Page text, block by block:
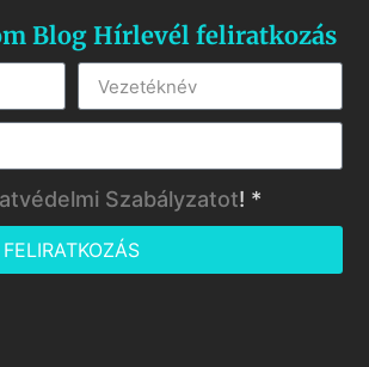
Blog Hírlevél feliratkozás
Szabályzatot! *
FELIRATKOZÁS